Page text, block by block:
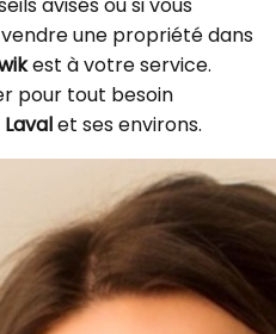
une propriété dans
est à votre service.
pour tout besoin
Lavalet ses environs.